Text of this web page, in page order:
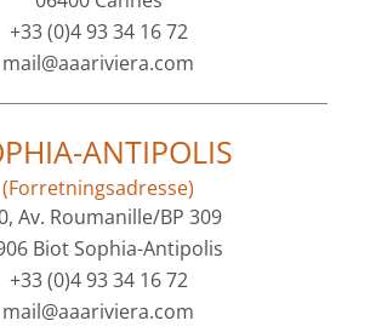
+33 (0)4 93 34 16 72
mail@aaariviera.com
ANTIPOLIS
(Forretningsadresse)
Av. Roumanille/BP 309
Biot Sophia-Antipolis
+33 (0)4 93 34 16 72
mail@aaariviera.com